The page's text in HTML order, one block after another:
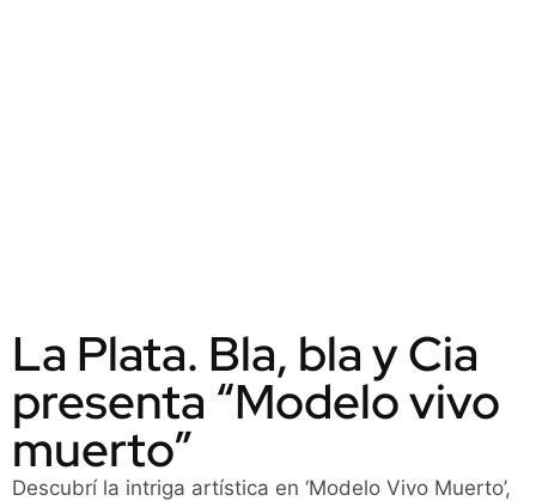
La Plata. Bla, bla y Cia
presenta “Modelo vivo
muerto”
Descubrí la intriga artística en ‘Modelo Vivo Muerto’,